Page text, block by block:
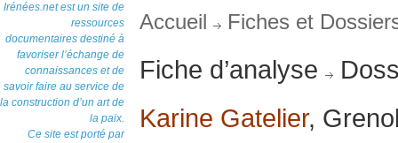
Irénées.net est un site de
ressources
documentaires destiné à
favoriser l’échange de
connaissances et de
savoir faire au service de
la construction d’un art de
la paix.
Ce site est porté par
Accueil Fiches et
Fiche d’analyse
Karine Gatelier,